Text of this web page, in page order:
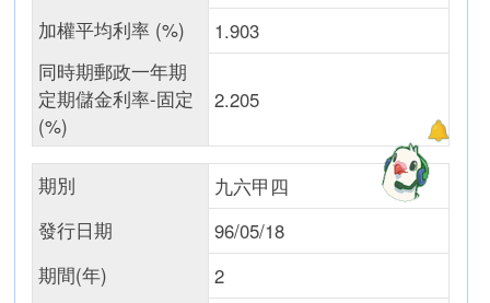
加權平均利率 (%)
1.903
同時期郵政一年期
定期儲金利率-固定
(%)
2.205
期別
九六甲四
發行日期
96/05/18
期間(年)
2